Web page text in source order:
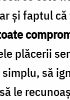
şi faptul
plăcerii
să
le